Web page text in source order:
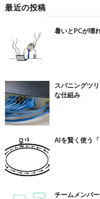
最近の投稿
暑いとPCが壊
スパニングツ
な仕組み
AIを賢く使う
チームメンバ